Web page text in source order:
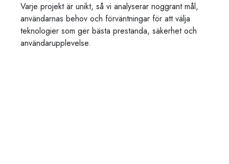
Varje projekt är unikt, så vi analyserar noggrant mål,
användarnas behov och förväntningar för att välja
teknologier som ger bästa prestanda, säkerhet och
användarupplevelse.